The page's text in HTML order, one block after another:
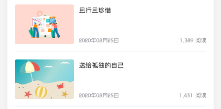
且行且珍惜
2020年08月25日 1,389 阅读
送给孤独的自己
2020年08月25日 1,431 阅读